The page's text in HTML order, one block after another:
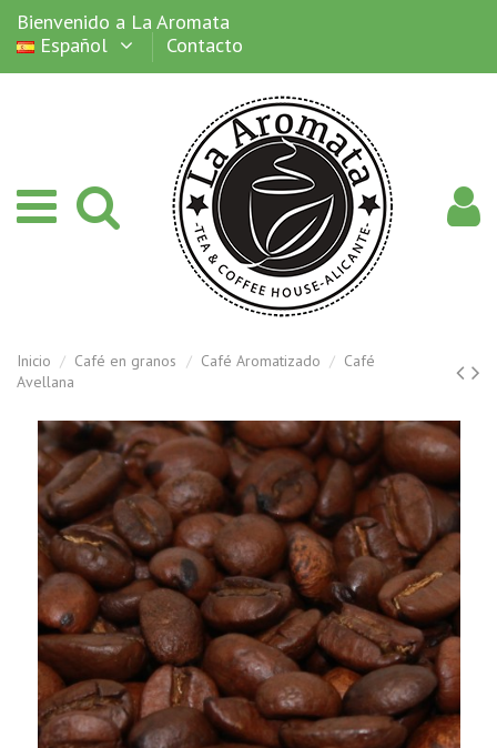
Bienvenido a La Aromata
Español
Contacto
Inicio Café en granos Café Aromatizado
Café
Avellana